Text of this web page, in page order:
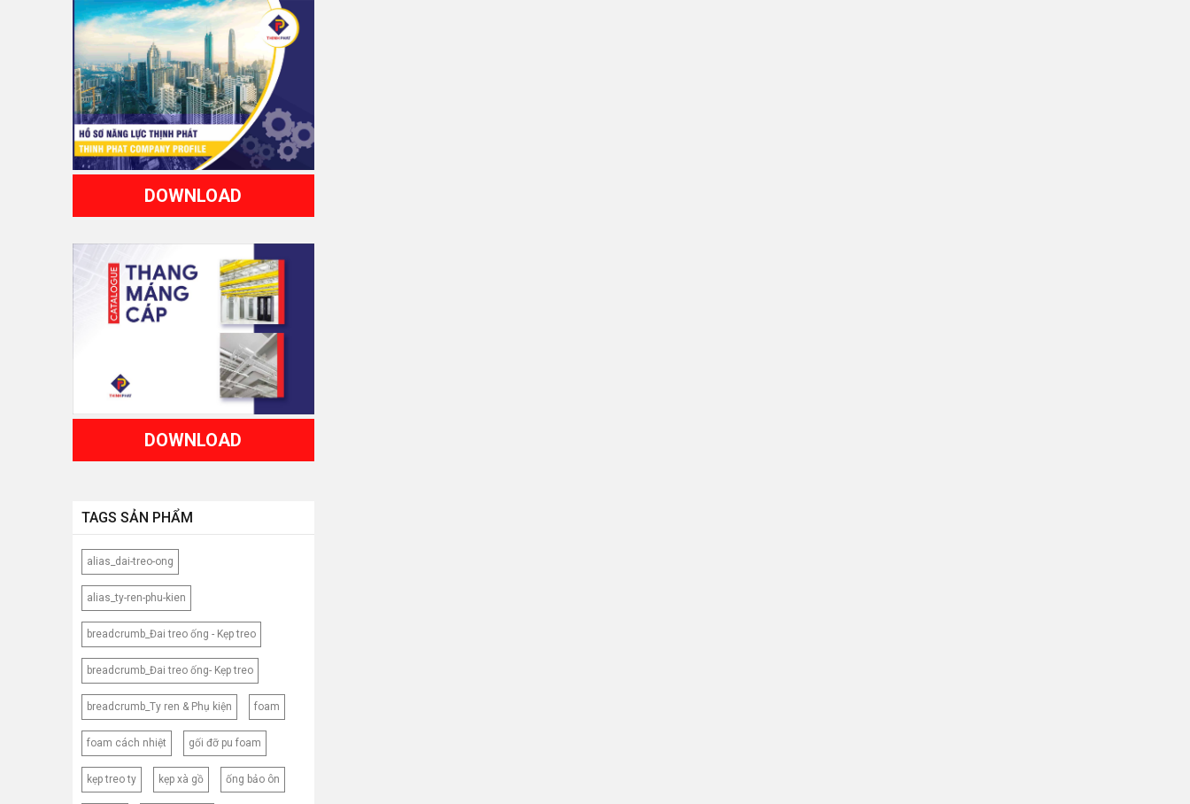
DOWNLOAD
DOWNLOAD
TAGS SẢN PHẨM
alias_dai-treo-ong
alias_ty-ren-phu-kien
breadcrumb_Đai treo ống - Kẹp treo
breadcrumb_Đai treo ống- Kẹp treo
breadcrumb_Ty ren & Phụ kiện foam
foam cách nhiệt gối đỡ pu foam
kẹp treo ty kẹp xà gồ ống bảo ôn